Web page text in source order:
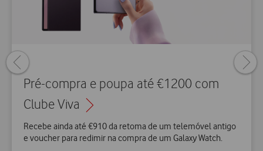
Pré-compra e poupa até €1200 com
Clube Viva
Recebe ainda até €910 da retoma de um telemóvel antigo
e voucher para redimir na compra de um Galaxy Watch.
Previous
page
Next
page